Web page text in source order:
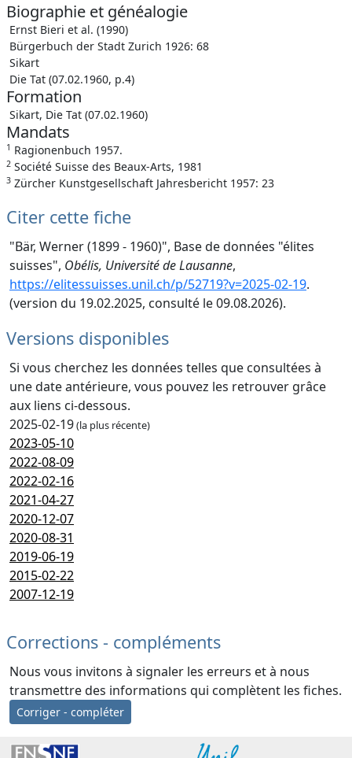
Biographie et généalogie
Ernst Bieri et al. (1990)
Bürgerbuch der Stadt Zurich 1926: 68
Sikart
Die Tat (07.02.1960, p.4)
Formation
Sikart, Die Tat (07.02.1960)
Mandats
1 Ragionenbuch 1957.
2 Société Suisse des Beaux-Arts, 1981
3 Zürcher Kunstgesellschaft Jahresbericht 1957: 23
Citer cette fiche
"Bär, Werner (1899 - 1960)", Base de données "élites
suisses", Obélis, Université de Lausanne,
https://elitessuisses.unil.ch/p/52719?v=2025-02-19.
(version du 19.02.2025, consulté le 09.08.2026).
Versions disponibles
Si vous cherchez les données telles que consultées à
une date antérieure, vous pouvez les retrouver grâce
aux liens ci-dessous.
2025-02-19(la plus récente)
2023-05-10
2022-08-09
2022-02-16
2021-04-27
2020-12-07
2020-08-31
2019-06-19
2015-02-22
2007-12-19
Corrections - compléments
Nous vous invitons à signaler les erreurs et à nous
transmettre des informations qui complètent les fiches.
Corriger - compléter